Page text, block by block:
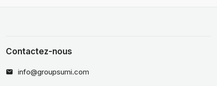
Contactez-nous
info@groupsumi.com